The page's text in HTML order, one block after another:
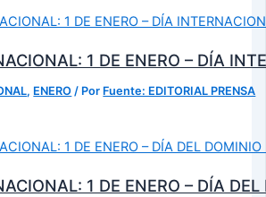
1 DE ENERO – DÍA
, ENERO / Por Fuente: EDITORIAL PRENSA
1 DE ENERO – DÍA